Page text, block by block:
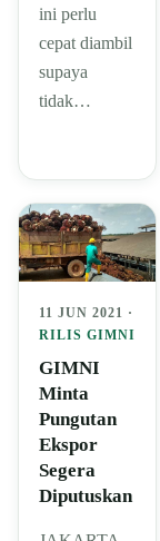
ini perlu
cepat diambil
supaya
tidak…
11 JUN 2021 ·
RILIS GIMNI
GIMNI
Minta
Pungutan
Ekspor
Segera
Diputuskan